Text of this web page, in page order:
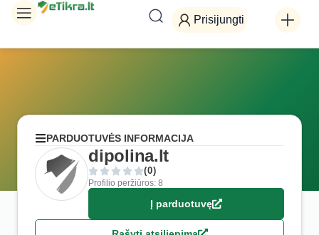
Prisijungti
PARDUOTUVĖS INFORMACIJA
dipolina.lt
(0)
Profilio peržiūros: 8
Į parduotuvę